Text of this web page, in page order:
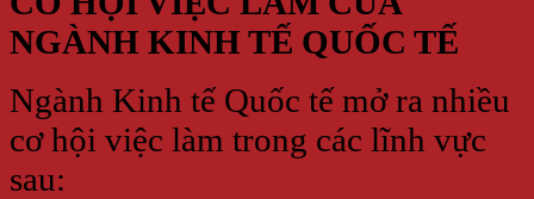
NGÀNH KINH TẾ QUỐC TẾ
Ngành Kinh tế Quốc tế mở ra nhiều
cơ hội việc làm trong các lĩnh vực
sau: